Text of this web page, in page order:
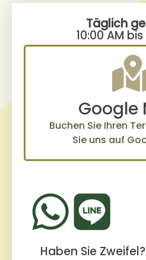
Täglich
10:00 AM bis
Google
Buchen Sie Ihren
Sie uns auf
Haben Sie